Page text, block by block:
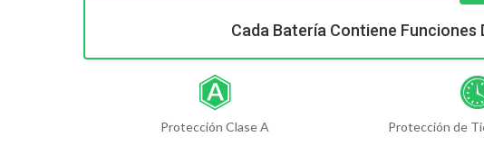
Cada Batería Contiene
Protección Clase A Protección de